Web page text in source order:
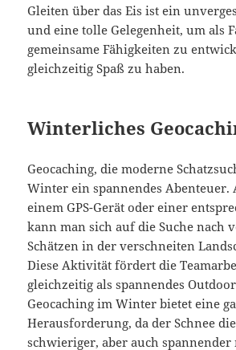
Gleiten über das Eis ist ein
und eine tolle Gelegenheit, um als
gemeinsame Fähigkeiten zu
gleichzeitig Spaß zu haben.
Winterliches
Geocaching, die moderne
Winter ein spannendes Abenteuer.
einem GPS-Gerät oder einer
kann man sich auf die Suche nach
Schätzen in der verschneiten
Diese Aktivität fördert die
gleichzeitig als spannendes
Geocaching im Winter bietet eine
Herausforderung, da der Schnee
schwieriger, aber auch spannender